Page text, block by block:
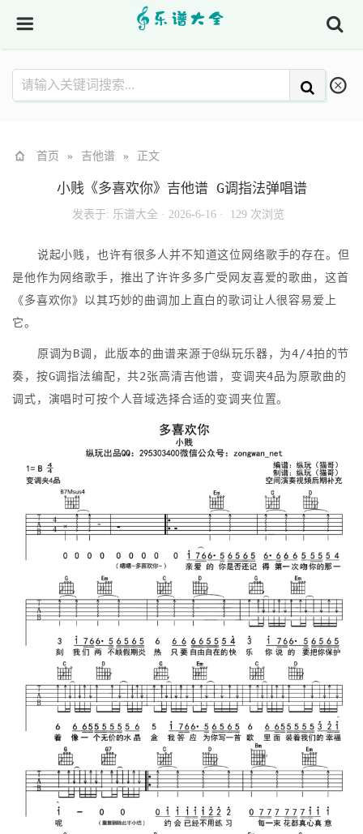
首页 » 吉他谱 » 正文
小贱《多喜欢你》吉他谱 G调指法弹唱谱
发表于: 乐谱大全 · 2026-6-16 · 129 次浏览
说起小贱，也许有很多人并不知道这位网络歌手的存在。但
是他作为网络歌手，推出了许许多多广受网友喜爱的歌曲，这首
《多喜欢你》以其巧妙的曲调加上直白的歌词让人很容易爱上
它。
原调为B调，此版本的曲谱来源于@纵玩乐器，为4/4拍的节
奏，按G调指法编配，共2张高清吉他谱，变调夹4品为原歌曲的
调式，演唱时可按个人音域选择合适的变调夹位置。